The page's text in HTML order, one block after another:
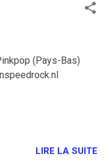
(Pays-Bas)
LIRE LA SUITE